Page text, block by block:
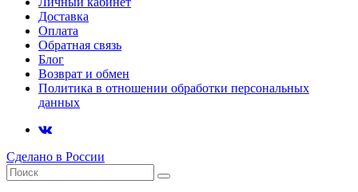
Доставка
Оплата
Обратная связь
Блог
Возврат и обмен
Политика в отношении обработки персональных
данных
Сделано в России